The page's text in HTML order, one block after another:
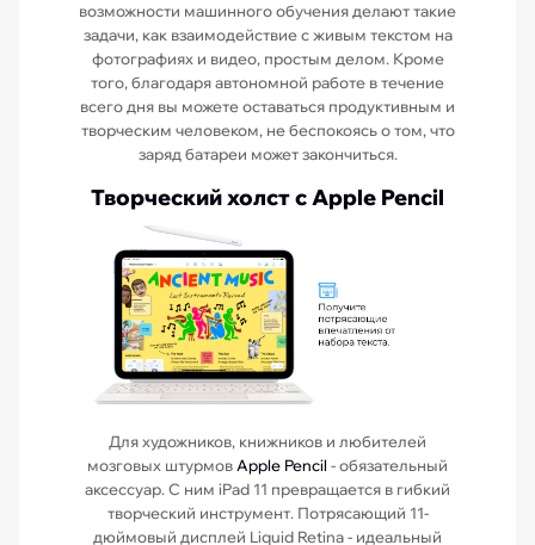
возможности машинного обучения делают такие
задачи, как взаимодействие с живым текстом на
фотографиях и видео, простым делом. Кроме
того, благодаря автономной работе в течение
всего дня вы можете оставаться продуктивным и
творческим человеком, не беспокоясь о том, что
заряд батареи может закончиться.
Творческий холст с Apple Pencil
Для художников, книжников и любителей
мозговых штурмов Apple Pencil - обязательный
аксессуар. С ним iPad 11 превращается в гибкий
творческий инструмент. Потрясающий 11-
дюймовый дисплей Liquid Retina - идеальный